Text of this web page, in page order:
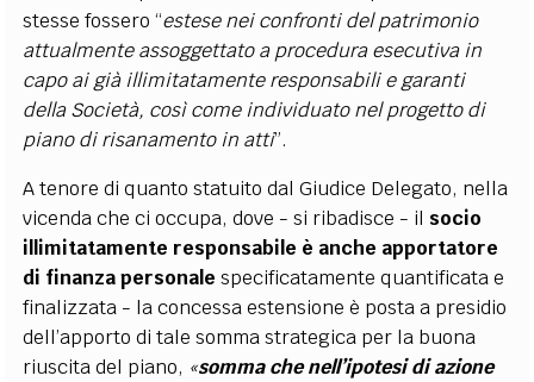
stesse fossero “estese nei confronti del patrimonio
attualmente assoggettato a procedura esecutiva in
capo ai già illimitatamente responsabili e garanti
della Società, così come individuato nel progetto di
piano di risanamento in atti”.
A tenore di quanto statuito dal Giudice Delegato, nella
vicenda che ci occupa, dove - si ribadisce - il socio
illimitatamente responsabile è anche apportatore
di finanza personale specificatamente quantificata e
finalizzata - la concessa estensione è posta a presidio
dell’apporto di tale somma strategica per la buona
riuscita del piano, «somma che nell’ipotesi di azione